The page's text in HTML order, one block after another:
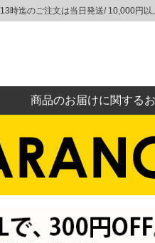
13時迄のご注文は当日発送/ 10,000円
商品のお届けに関する